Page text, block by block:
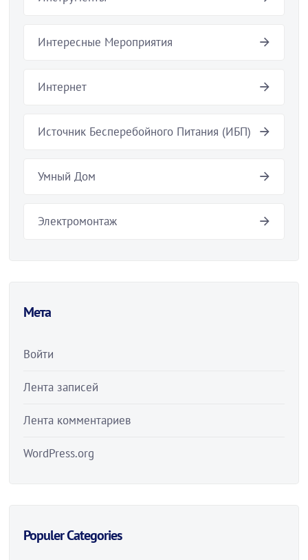
Интересные Мероприятия
Интернет
Источник Бесперебойного Питания (ИБП)
Умный Дом
Электромонтаж
Мета
Войти
Лента записей
Лента комментариев
WordPress.org
Populer Categories